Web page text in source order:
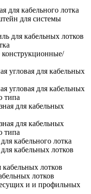
для кабельного лотка
для системы
для кабельных лотков
угловая для кабельных
угловая для кабельных
типа
для кабельных
для кабельных
типа
кабельного лотка
кабельных лотков
кабельных лотков
лотков
и и профильных